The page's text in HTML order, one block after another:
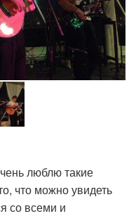
люблю такие
что можно увидеть
со всеми и